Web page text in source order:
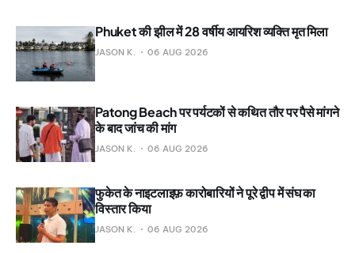
Phuket की झील में 28 वर्षीय आयरिश व्यक्ति मृत मिला
JASON K. 06 AUG 2026
Patong Beach पर पर्यटकों से कथित तौर पर पैसे मांगने
के बाद जांच की मांग
JASON K. 06 AUG 2026
फुकेत के नाइटलाइफ़ कारोबारियों ने पूरे द्वीप में संघ का
विस्तार किया
JASON K. 06 AUG 2026